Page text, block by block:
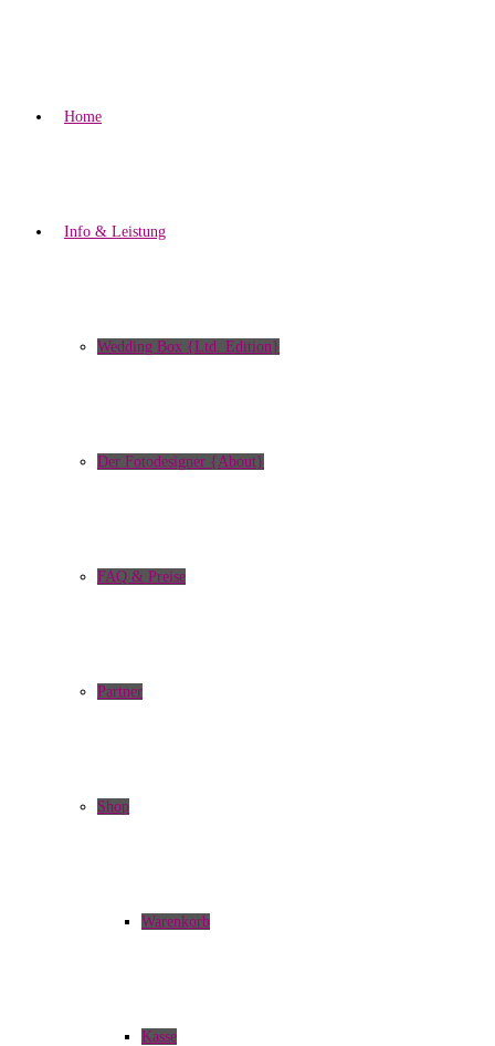
Home
Info & Leistung
Wedding Box {Ltd. Edition}
Der Fotodesigner {About}
FAQ & Preise
Partner
Shop
Warenkorb
Kasse